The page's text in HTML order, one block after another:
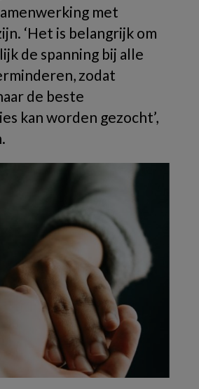
met
‘Het is belangrijk om
de spanning bij alle
zodat
de beste
kan worden gezocht’,